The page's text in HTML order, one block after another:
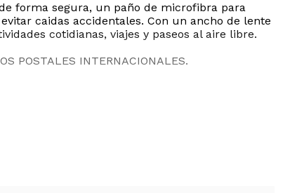
forma segura, un paño de microfibra para
caidas accidentales. Con un ancho de lente
cotidianas, viajes y paseos al aire libre.
POSTALES INTERNACIONALES.